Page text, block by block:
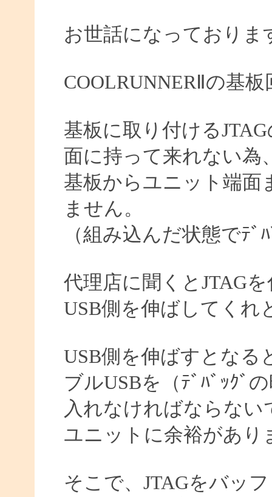
お世話になっておりま
COOLRUNNERⅡの基
基板に取り付ける
面に持って来れない為
基板からユニット端面
ません。
（組み込んだ状態でﾃﾞ
代理店に聞くとJTAG
USB側を伸ばしてくれ
USB側を伸ばすとなる
ブルUSBを（ﾃﾞﾊﾞｯｸﾞ
入れなければならない
ユニットに余裕があり
そこで、JTAGをバッ